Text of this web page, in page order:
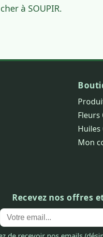
à SOUPIR.
Fleurs
Huiles
Mon
Recevez nos offres